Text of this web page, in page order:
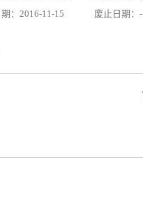
：2016-11-15
废止日期：-